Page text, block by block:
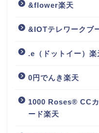
&flower楽天
&IOTテレワークブ
.e（ドットイー）楽
0円でんき楽天
1000 Roses® CC
ード楽天